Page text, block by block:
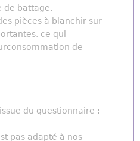
de battage.
pièces à blanchir sur
ce qui
de
du questionnaire :
pas adapté à nos